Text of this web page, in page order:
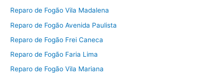
Reparo de Fogão Vila Madalena
Reparo de Fogão Avenida Paulista
Reparo de Fogão Frei Caneca
Reparo de Fogão Faria Lima
Reparo de Fogão Vila Mariana